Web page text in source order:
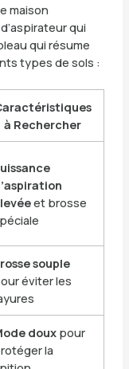
maison
qui
qui résume
types de sols :
à Rechercher
et brosse
souple
éviter les
doux pour
la